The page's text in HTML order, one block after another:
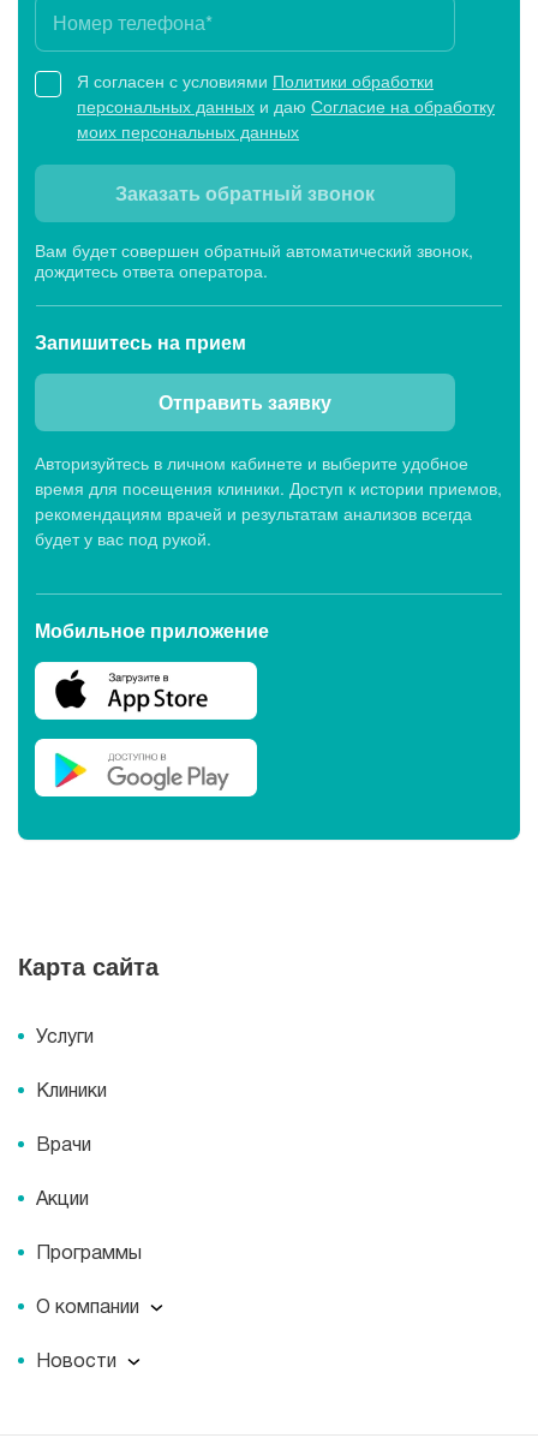
Больницы
Стационар «МЕДСИ-Промедицина» на ул.
Авроры, 18 в Уфе
Будни: c 8:00 до 21:00, Сб: c 9:00 до 15:00, Вс: выходной
Я согласен с условиями Политики обработки
персональных данных и даю Согласие на обработку
моих персональных данных
Заказать обратный звонок
Вам будет совершен обратный автоматический звонок,
дождитесь ответа оператора.
Запишитесь на прием
Отправить заявку
Авторизуйтесь в личном кабинете и выберите удобное
время для посещения клиники. Доступ к истории приемов,
рекомендациям врачей и результатам анализов всегда
будет у вас под рукой.
Мобильное приложение
Карта сайта
Услуги
Клиники
Врачи
Акции
Программы
О компании
О компании
Пациентам
Новости
Пресс-центр